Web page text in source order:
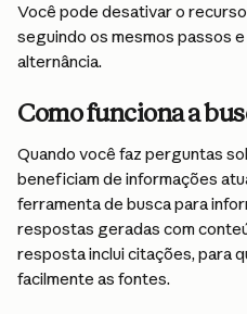
Você pode desativar o
seguindo os mesmos passos
alternância.
Como funciona a
Quando você faz perguntas
beneficiam de informações
ferramenta de busca para
respostas geradas com
resposta inclui citações, para
facilmente as fontes.